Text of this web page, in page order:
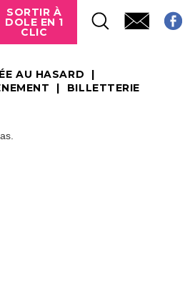
SORTIR À
DOLE EN 1
CLIC
AU HASARD
BILLETTERIE